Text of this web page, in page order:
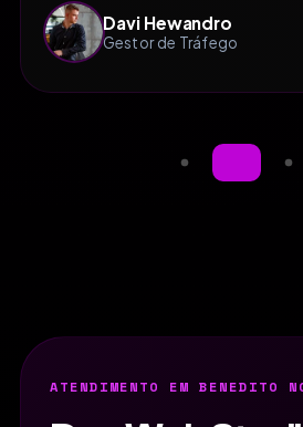
Davi Hewandro
Gestor de Tráfego
ATENDIMENTO EM BENEDITO